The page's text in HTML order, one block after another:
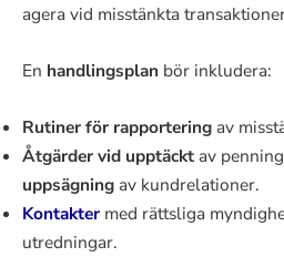
agera vid misstänkta
En handlingsplan bör inkludera:
Rutiner för rapportering av
Åtgärder vid upptäckt av
uppsägning av kundrelationer.
Kontakter med rättsliga
utredningar.